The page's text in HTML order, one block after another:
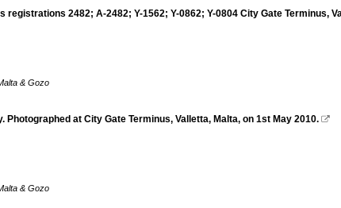
registrations 2482; A-2482; Y-1562; Y-0862; Y-0804 City Gate Terminus,
& Gozo
Photographed at City Gate Terminus, Valletta, Malta, on 1st May 2010. 
& Gozo